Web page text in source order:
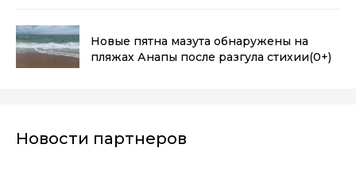
Новые пятна мазута обнаружены на
пляжах Анапы после разгула стихии(0+)
Новости партнеров